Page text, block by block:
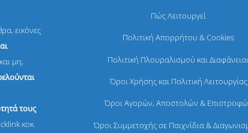
εικόνες
μη,
τους
κοκ.
Πώς Λειτουργεί
Πολιτική Απορρήτου & Cookies
Πολιτική Πλουραλισμού και
Όροι Χρήσης και Πολιτική Λειτουργίας
Όροι Αγορών, Αποστολών &
Όροι Συμμετοχής σε Παιχνίδια &